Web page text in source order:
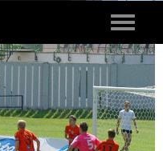
Toggle